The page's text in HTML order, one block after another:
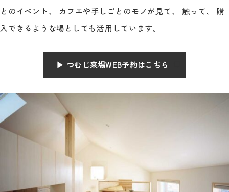
とのイベント、 カフエや手しごとのモノが見て、 触って、 購
入できるような場としても活用しています。
▶︎ つむじ来場WEB予約はこちら